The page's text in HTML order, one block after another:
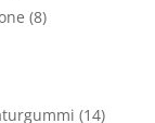
(8)
(14)